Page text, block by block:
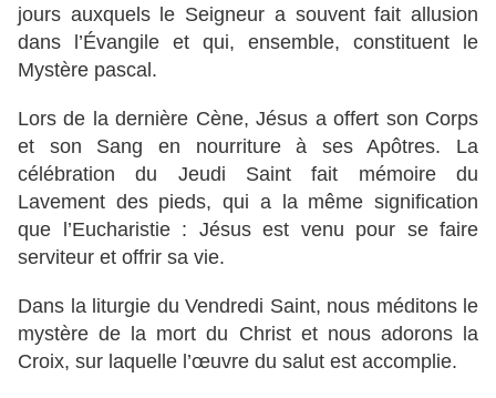
jours auxquels le Seigneur a souvent fait allusion
dans l’Évangile et qui, ensemble, constituent le
Mystère pascal.
Lors de la dernière Cène, Jésus a offert son Corps
et son Sang en nourriture à ses Apôtres. La
célébration du Jeudi Saint fait mémoire du
Lavement des pieds, qui a la même signification
que l’Eucharistie : Jésus est venu pour se faire
serviteur et offrir sa vie.
Dans la liturgie du Vendredi Saint, nous méditons le
mystère de la mort du Christ et nous adorons la
Croix, sur laquelle l’œuvre du salut est accomplie.